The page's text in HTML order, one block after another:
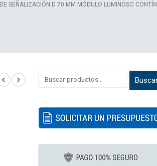
SEÑALIZACIÓN D 70 MM MÓDULO LUMINOSO